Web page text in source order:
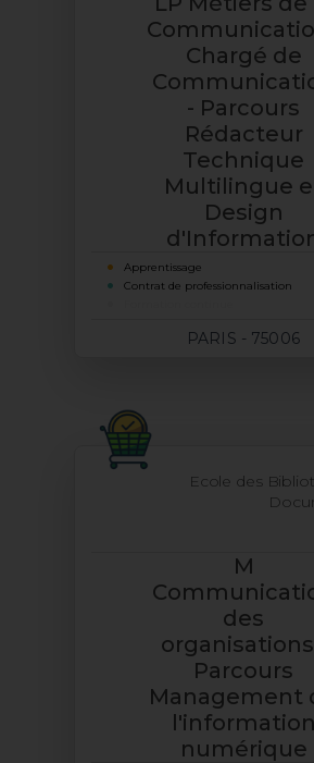
Chargé de
- Parcours
Rédacteur
Technique
Multilingue
Design
Apprentissage
Contrat de professionnalisation
PARIS - 75006
Ecole des
M
des
Parcours
Management
l'information
numérique